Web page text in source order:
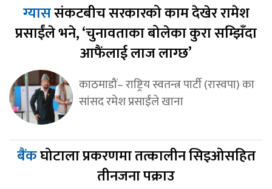
ग्याससंकटबीच सरकारको काम देखेर रामेश
प्रसाईंले भने, ‘चुनावताका बोलेका कुरा सम्झिँदा
आफैंलाई लाज लाग्छ’
काठमाडौं– राष्ट्रिय स्वतन्त्र पार्टी (रास्वपा) का
सांसद रमेश प्रसाईंले खाना
बैंकघोटाला प्रकरणमा तत्कालीन सिइओसहित
तीनजना पक्राउ